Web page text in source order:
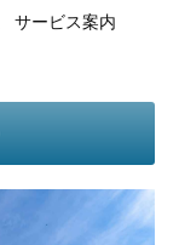
サービス案内